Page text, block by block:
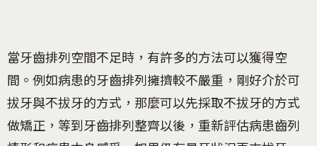
當牙齒排列空間不足時，有許多的方法可以獲得空
間。例如病患的牙齒排列擁擠較不嚴重，剛好介於可
拔牙與不拔牙的方式，那麼可以先採取不拔牙的方式
做矯正，等到牙齒排列整齊以後，重新評估病患齒列